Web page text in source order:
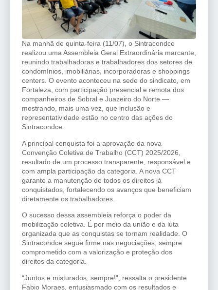
Na manhã de quinta-feira (11/07), o Sintracondce
realizou uma Assembleia Geral Extraordinária marcante,
reunindo trabalhadoras e trabalhadores dos setores de
condomínios, imobiliárias, incorporadoras e shoppings
centers. O evento aconteceu na sede do sindicato, em
Fortaleza, com participação presencial e remota dos
companheiros de Sobral e Juazeiro do Norte —
mostrando, mais uma vez, que inclusão e
representatividade estão no centro das ações do
Sintracondce.
A principal conquista foi a aprovação da nova
Convenção Coletiva de Trabalho (CCT) 2025/2026,
resultado de um processo transparente, responsável e
com ampla participação da categoria. A nova CCT
garante a manutenção de todos os direitos já
conquistados, fortalecendo os avanços que beneficiam
diretamente os trabalhadores.
O sucesso dessa assembleia reforça o poder da
mobilização coletiva. É por meio da união e da luta
organizada que as conquistas se tornam realidade. O
Sintracondce segue firme nas negociações, sempre
comprometido com a valorização e proteção dos
direitos da categoria.
“Juntos e misturados, sempre!”, ressalta o presidente
Fábio Moraes, entusiasmado com os resultados e